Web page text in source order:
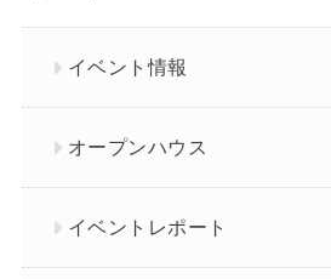
イベント情報
オープンハウス
イベントレポート